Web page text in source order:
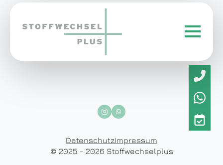
DatenschutzImpressum
© 2025 - 2026 Stoffwechselplus